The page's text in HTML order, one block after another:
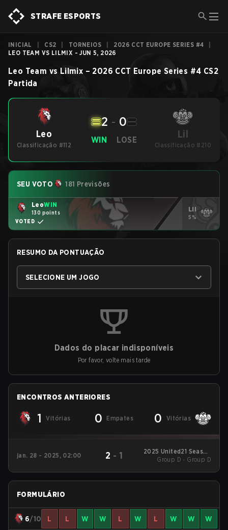
STRAFE ESPORTS
INICIAL CS2 TORNEIOS 2026 CCT EUROPE SERIES #4
LEO TEAM VS LILMIX - JUN 5, 2026
Leo Team vs Lilmix – 2026 CCT Europe Series #4 CS2
Partida
Leo
Classificação #112
WIN
2 - 0
LOSE Lil
Classificação #210
SEU VOTO 181 Previsões
LeoWIN
130 points
VOTED
Lil
5%
RESUMO DA PONTUAÇÃO
SELECIONE UM JOGO
Dados do placar indisponíveis
Por favor, volte mais tarde
ENCONTROS ANTERIORES
1 Vitórias 0 Empates 0 Vitórias
jan. 28 - 2025, 02:00 2 - 1
2025 United21 Season
26
Group D - Group D
FORMULÁRIO
6/10 L L W W L W L W W W